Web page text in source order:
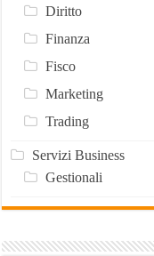
Diritto
Finanza
Fisco
Marketing
Trading
Servizi Business
Gestionali